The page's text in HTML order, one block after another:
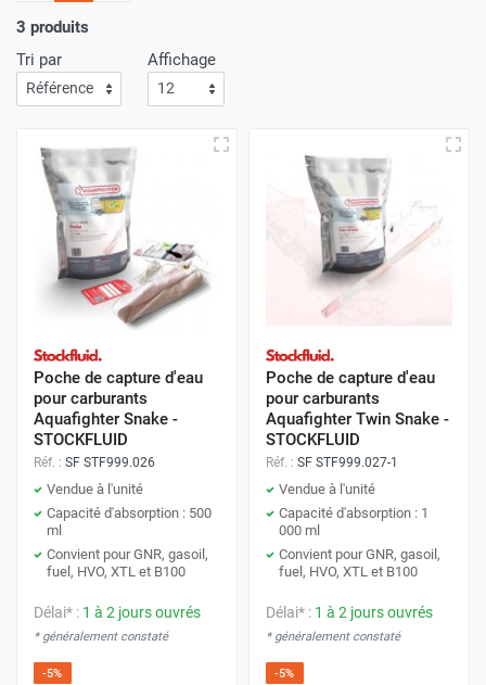
pourquoi nous nous assurons que votre commande arrive
à votre porte avecla plus grande efficacité
Faites vos achats sur Airchaud Diffusion pour une
expérience où l'excellence et la vitesse de livraison s'allient
à l'avantage de prix compétitifs.
3 produits
Tri par
Affichage
Poche de capture d'eau
pour carburants
Aquafighter Snake -
STOCKFLUID
Réf. : SF STF999.026
Vendue à l'unité
Capacité d'absorption : 500
ml
Convient pour GNR, gasoil,
fuel, HVO, XTL et B100
Délai* : 1 à 2 jours ouvrés
* généralement constaté
-5%
Poche de capture d'eau
pour carburants
Aquafighter Twin Snake -
STOCKFLUID
Réf. : SF STF999.027-1
Vendue à l'unité
Capacité d'absorption : 1
000 ml
Convient pour GNR, gasoil,
fuel, HVO, XTL et B100
Délai* : 1 à 2 jours ouvrés
* généralement constaté
-5%